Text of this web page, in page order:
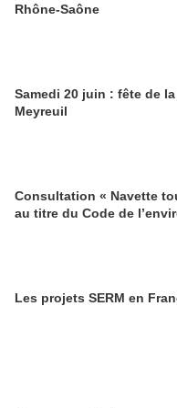
Rhône-Saône
Samedi 20 juin : fête de
Meyreuil
Consultation « Navette
au titre du Code de
Les projets SERM en